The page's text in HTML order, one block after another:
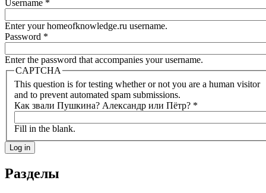
Username *
Enter your homeofknowledge.ru username.
Password *
Enter the password that accompanies your username.
CAPTCHA
This question is for testing whether or not you are a human visitor
and to prevent automated spam submissions.
Как звали Пушкина? Александр или Пётр? *
Fill in the blank.
Разделы